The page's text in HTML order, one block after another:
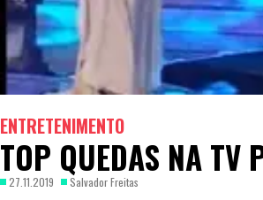
ENTRETENIMENTO
TOP QUEDAS NA TV
27.11.2019 Salvador Freitas